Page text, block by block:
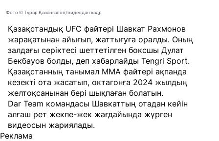
Фото © Тұрар Қазанғапов/видеодан кадр
Қазақстандық UFC файтері Шавкат Рахмонов
жарақатынан айығып, жаттығуға оралды. Оның
залдағы серіктесі шеттетілген боксшы Дулат
Бекбауов болды, деп хабарлайды Tengri Sport.
Қазақстанның танымал MMA файтері ақпанда
кезекті ота жасатып, октагонға 2024 жылдың
желтоқсанынан бері шықпаған болатын.
Dar Team командасы Шавкаттың отадан кейін
алғаш рет жекпе-жек жағдайында жүрген
видеосын жариялады.
Реклама